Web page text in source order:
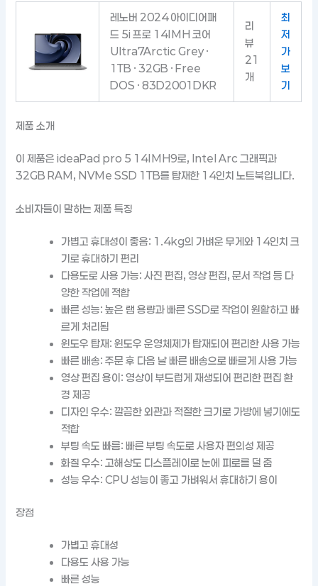
레노버 2024 아이디어패
드 5i 프로 14IMH 코어
Ultra7Arctic Grey ·
1TB · 32GB · Free
DOS · 83D2001DKR
리
뷰
21
개
최
저
가
보
기
제품 소개
이 제품은 ideaPad pro 5 14IMH9로, Intel Arc 그래픽과
32GB RAM, NVMe SSD 1TB를 탑재한 14인치 노트북입니다.
소비자들이 말하는 제품 특징
가볍고 휴대성이 좋음: 1.4kg의 가벼운 무게와 14인치 크
기로 휴대하기 편리
다용도로 사용 가능: 사진 편집, 영상 편집, 문서 작업 등 다
양한 작업에 적합
빠른 성능: 높은 램 용량과 빠른 SSD로 작업이 원활하고 빠
르게 처리됨
윈도우 탑재: 윈도우 운영체제가 탑재되어 편리한 사용 가능
빠른 배송: 주문 후 다음 날 빠른 배송으로 빠르게 사용 가능
영상 편집 용이: 영상이 부드럽게 재생되어 편리한 편집 환
경 제공
디자인 우수: 깔끔한 외관과 적절한 크기로 가방에 넣기에도
적합
부팅 속도 빠름: 빠른 부팅 속도로 사용자 편의성 제공
화질 우수: 고해상도 디스플레이로 눈에 피로를 덜 줌
성능 우수: CPU 성능이 좋고 가벼워서 휴대하기 용이
장점
가볍고 휴대성
다용도 사용 가능
빠른 성능